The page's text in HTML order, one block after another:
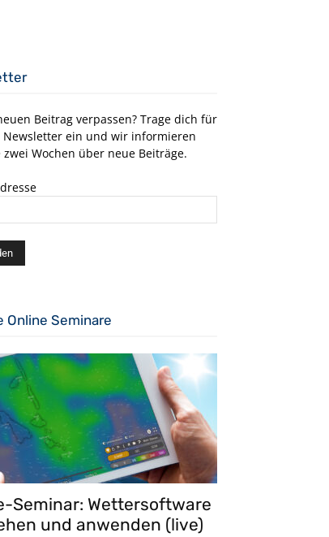
Beitrag verpassen? Trage dich für
Newsletter ein und wir informieren
Wochen über neue Beiträge.
Online Seminare
Seminar: Wettersoftware
und anwenden (live)